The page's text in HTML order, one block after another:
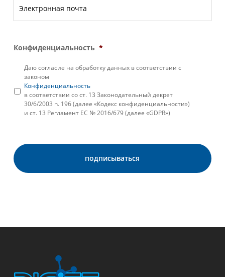
Конфиденциальность *
Даю согласие на обработку данных в соответствии с
законом
Конфиденциальность
в соответствии со ст. 13 Законодательный декрет
30/6/2003 n. 196 (далее «Кодекс конфиденциальности»)
и ст. 13 Регламент ЕС № 2016/679 (далее «GDPR»)